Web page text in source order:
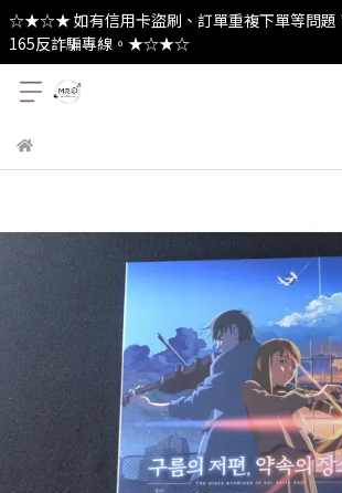
☆★☆★ 如有信用卡盜刷、訂單重複下單等問題
165反詐騙專線。★☆★☆